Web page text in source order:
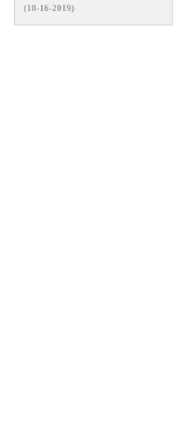
(10-16-2019)